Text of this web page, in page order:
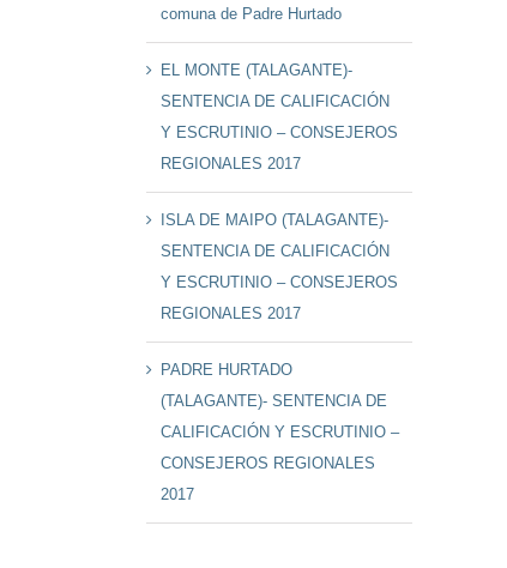
comuna de Padre Hurtado
EL MONTE (TALAGANTE)-
SENTENCIA DE CALIFICACIÓN
Y ESCRUTINIO – CONSEJEROS
REGIONALES 2017
ISLA DE MAIPO (TALAGANTE)-
SENTENCIA DE CALIFICACIÓN
Y ESCRUTINIO – CONSEJEROS
REGIONALES 2017
PADRE HURTADO
(TALAGANTE)- SENTENCIA DE
CALIFICACIÓN Y ESCRUTINIO –
CONSEJEROS REGIONALES
2017